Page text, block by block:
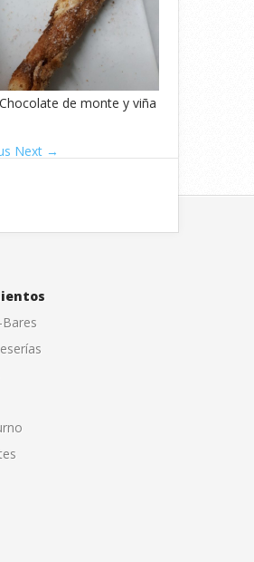
de monte y viña
Next →